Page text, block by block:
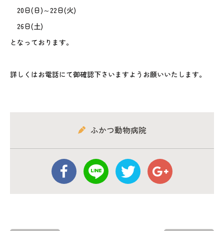
20日(日)～22日(火)
26日(土)
となっております。
詳しくはお電話にて御確認下さいますようお願いいたします。
ふかつ動物病院